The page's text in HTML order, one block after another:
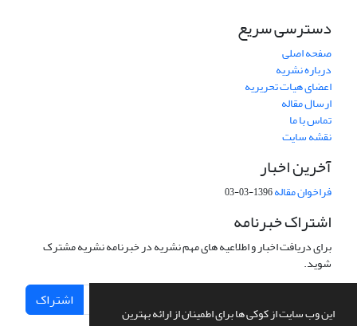
این وب سایت از کوکی ها برای اطمینان از ارائه بهترین
دسترسی سریع
صفحه اصلی
درباره نشریه
اعضای هیات تحریریه
ارسال مقاله
تماس با ما
نقشه سایت
آخرین اخبار
فراخوان مقاله1396-03-03
اشتراک خبرنامه
برای دریافت اخبار و اطلاعیه های مهم نشریه در خبرنامه نشریه مشترک
شوید.
اشتراک